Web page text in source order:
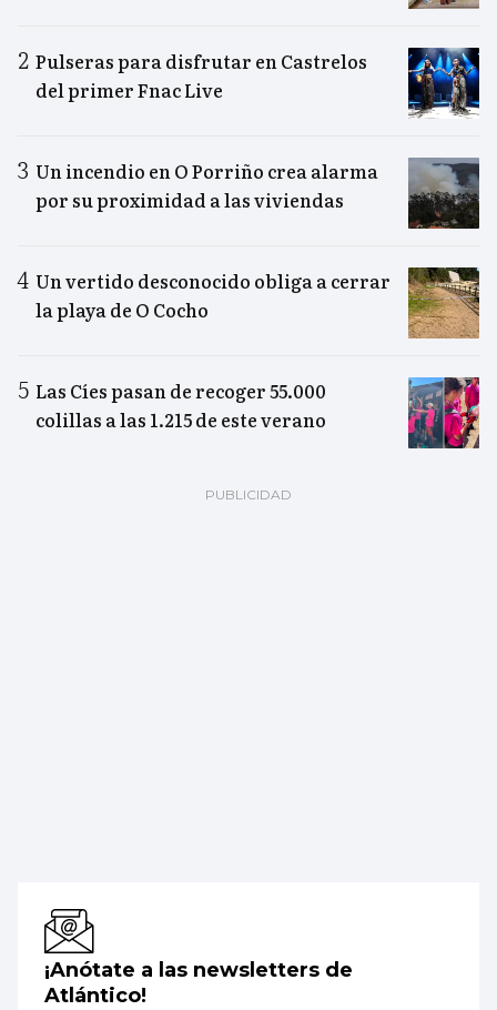
Pulseras para disfrutar en Castrelos
del primer Fnac Live
Un incendio en O Porriño crea alarma
por su proximidad a las viviendas
Un vertido desconocido obliga a cerrar
la playa de O Cocho
Las Cíes pasan de recoger 55.000
colillas a las 1.215 de este verano
¡Anótate a las newsletters de
Atlántico!